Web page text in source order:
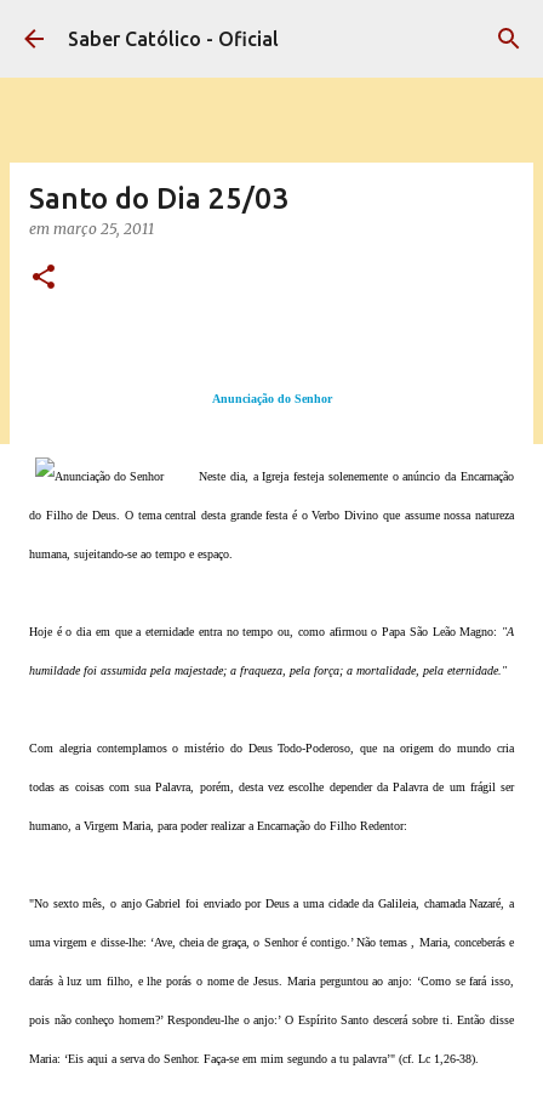
Pular para o conteúdo principal
Saber Católico - Oficial
Santo do Dia 25/03
em março 25, 2011
Anunciação do Senhor
Neste dia, a Igreja festeja solenemente o anúncio da Encarnação
do Filho de Deus. O tema central desta grande festa é o Verbo Divino que assume nossa natureza
humana, sujeitando-se ao tempo e espaço.
Hoje é o dia em que a eternidade entra no tempo ou, como afirmou o Papa São Leão Magno: "A
humildade foi assumida pela majestade; a fraqueza, pela força; a mortalidade, pela eternidade."
Com alegria contemplamos o mistério do Deus Todo-Poderoso, que na origem do mundo cria
todas as coisas com sua Palavra, porém, desta vez escolhe depender da Palavra de um frágil ser
humano, a Virgem Maria, para poder realizar a Encarnação do Filho Redentor:
"No sexto mês, o anjo Gabriel foi enviado por Deus a uma cidade da Galileia, chamada Nazaré, a
uma virgem e disse-lhe: ‘Ave, cheia de graça, o Senhor é contigo.’ Não temas , Maria, conceberás e
darás à luz um filho, e lhe porás o nome de Jesus. Maria perguntou ao anjo: ‘Como se fará isso,
pois não conheço homem?’ Respondeu-lhe o anjo:’ O Espírito Santo descerá sobre ti. Então disse
Maria: ‘Eis aqui a serva do Senhor. Faça-se em mim segundo a tu palavra’" (cf. Lc 1,26-38).